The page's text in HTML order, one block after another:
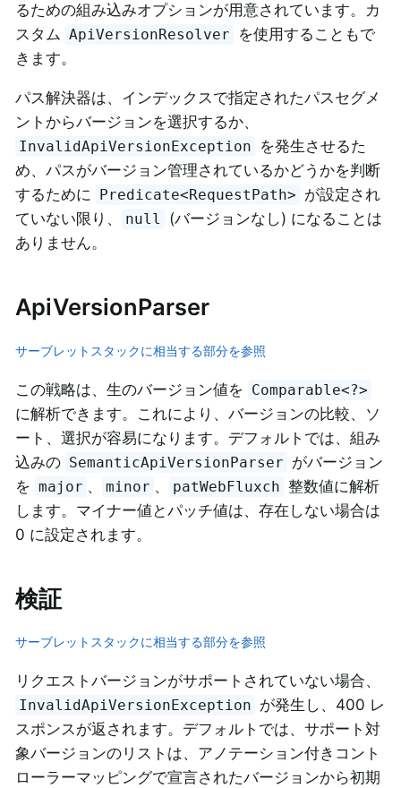
るための組み込みオプションが用意されています。カ
スタム ApiVersionResolver
を使用することもで
きます。
パス解決器は、インデックスで指定されたパスセグメ
ントからバージョンを選択するか、
InvalidApiVersionException
を発生させるた
め、パスがバージョン管理されているかどうかを判断
するために
Predicate<RequestPath> が設定され
ていない限り、
null
(バージョンなし) になることは
ありません。
ApiVersionParser
サーブレットスタックに相当する部分を参照
この戦略は、生のバージョン値を Comparable<?>
に解析できます。これにより、バージョンの比較、ソ
ート、選択が容易になります。デフォルトでは、組み
込みの SemanticApiVersionParser がバージョン
を major 、 minor 、 patWebFluxch 整数値に解析
します。マイナー値とパッチ値は、存在しない場合は
0 に設定されます。
検証
サーブレットスタックに相当する部分を参照
リクエストバージョンがサポートされていない場合、
InvalidApiVersionException が発生し、400 レ
スポンスが返されます。デフォルトでは、サポート対
象バージョンのリストは、アノテーション付きコント
ローラーマッピングで宣言されたバージョンから初期